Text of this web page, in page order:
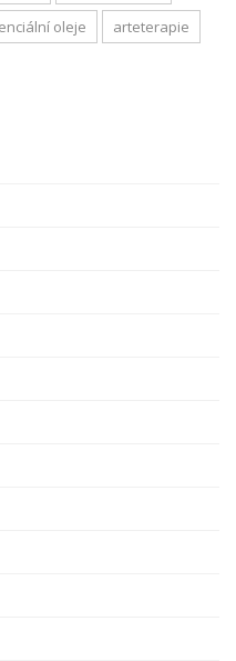
oleje arteterapie